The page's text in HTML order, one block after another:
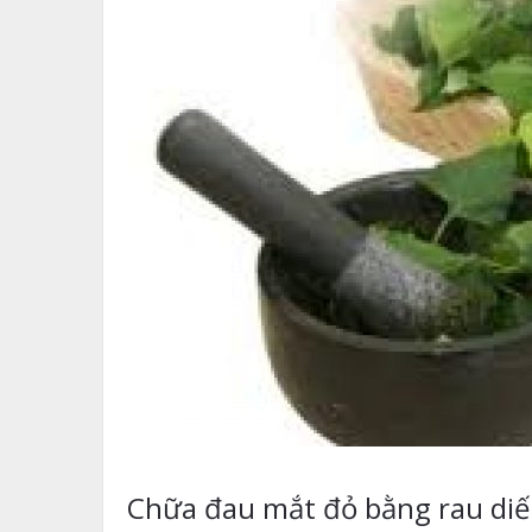
Chữa đau mắt đỏ bằng rau